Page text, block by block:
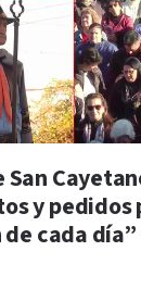
y pedidos
cada día”